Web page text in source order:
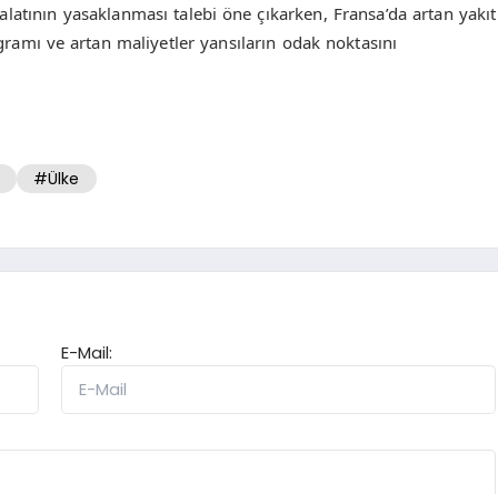
yasaklanması talebi öne çıkarken, Fransa’da artan yakıt
ve artan maliyetler yansıların odak noktasını
#Ülke
E-Mail: